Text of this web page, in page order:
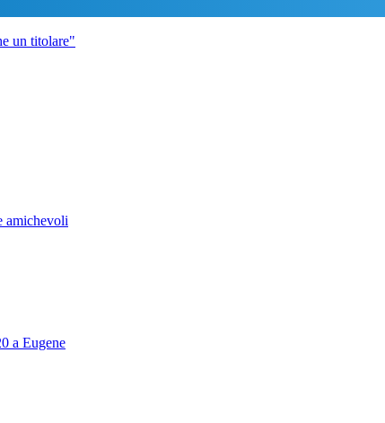
un titolare"
amichevoli
a Eugene